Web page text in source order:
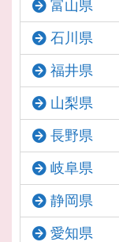
富山県
石川県
福井県
山梨県
長野県
岐阜県
静岡県
愛知県